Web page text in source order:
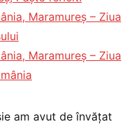
Maramureș – Ziua
Maramureș – Ziua
am avut de învățat